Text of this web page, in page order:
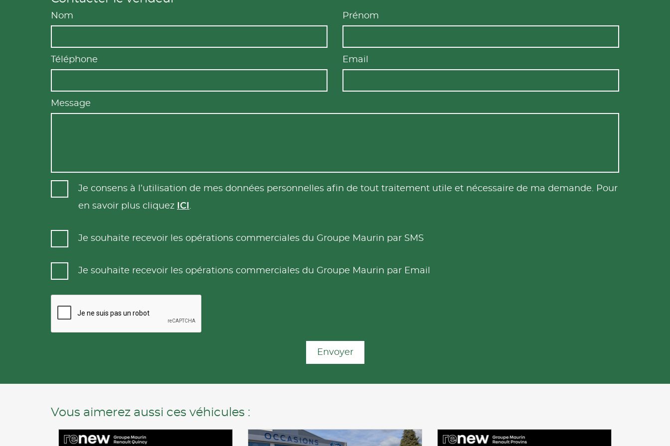
Nom Prénom
Téléphone Email
Message
Je consens à l’utilisation de mes données personnelles afin de tout traitement utile et nécessaire de ma demande. Pour
en savoir plus cliquez
ICI .
Je souhaite recevoir les opérations commerciales du Groupe Maurin par SMS
Je souhaite recevoir les opérations commerciales du Groupe Maurin par Email
Envoyer
Vous aimerez aussi ces véhicules :